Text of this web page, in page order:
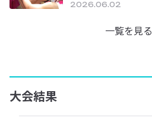
2026.06.02
一覧を見る
大会結果